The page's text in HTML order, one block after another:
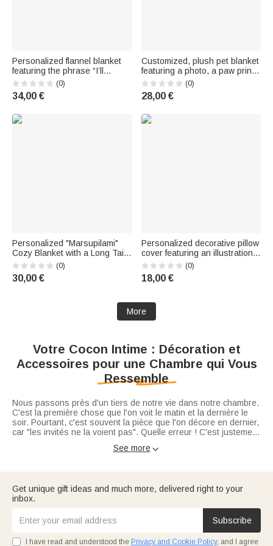
Personalized flannel blanket
featuring the phrase “I’ll
always be in your heart” with a
paw print and first name – A
birthday gift or keepsake for
(0)
34,00 €
Customized, plush pet blanket
featuring a photo, a paw print
shaped like angel wings, a
name, and text – Home decor,
birthday gift, or first-
(0)
28,00 €
Personalized "Marsupilami"
Cozy Blanket with a Long Tail
and First Name – Home Decor
and Birthday Gift for Kids |
Callie × Marsupilami®
(0)
30,00 €
Personalized decorative pillow
cover featuring an illustration
of a young Black girl, a Bible
verse, and a first name –
Home decor, religious-themed
(0)
18,00 €
More
Votre Cocon Intime : Décoration et
Accessoires pour une Chambre qui Vous
Ressemble
Nous passons près d'un tiers de notre vie dans notre chambre.
C'est la première chose que l'on voit le matin et la dernière le
soir. Pourtant, c'est souvent la pièce que l'on décore en dernier,
car "les invités ne la voient pas". Quelle erreur ! C'est justement
atmosphère de bien-être absolu. Du confort du lit à la douceur
Tout commence par le confort. Lelinge de litpersonnalisé
permet de s'approprier son sommeil. Mais le sommet du
. Posée en bout de
lit ou utilisée pour s'enrouler dedans lors d'une lecture tardive,
Nospyjamas personnalisés(assortis pour les couples ou la
See more
Get unique gift ideas and much more, delivered right to your
inbox.
Subscribe
I have read and understood the Privacy and Cookie Policy, and I agree